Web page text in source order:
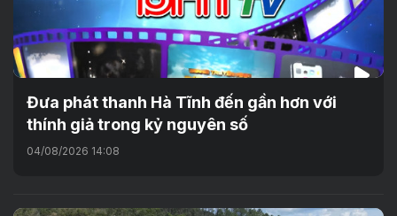
Đưa phát thanh Hà Tĩnh đến gần hơn với
thính giả trong kỷ nguyên số
04/08/2026 14:08